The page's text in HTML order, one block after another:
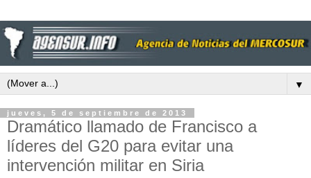
▼
jueves, 5 de septiembre de 2013
Dramático llamado de Francisco a
líderes del G20 para evitar una
intervención militar en Siria